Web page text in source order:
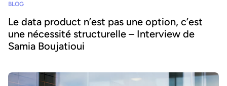
BLOG
Le data product n’est pas une option, c’est
une nécessité structurelle – Interview de
Samia Boujatioui